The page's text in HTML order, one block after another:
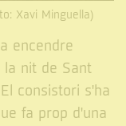
Xavi Minguella)
encendre
la nit de Sant
consistori s'ha
fa prop d'una